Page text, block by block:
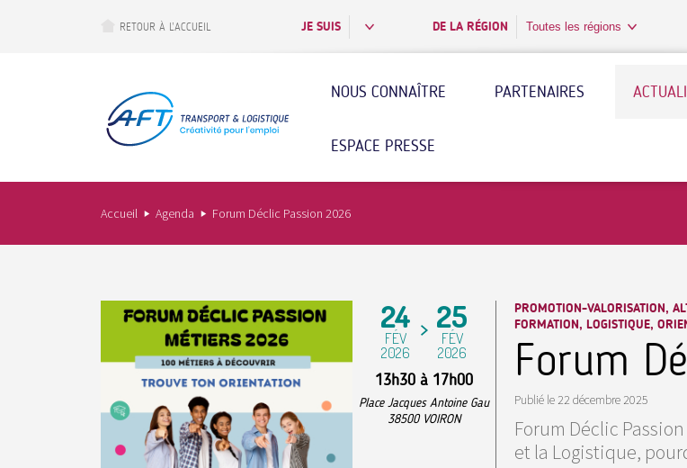
RETOUR À L’ACCUEIL JE SUIS DE LA RÉGION Toutes les régions
NOUS CONNAÎTRE PARTENAIRES
ESPACE PRESSE
Accueil Agenda Forum Déclic Passion 2026
24
FÉV
2026
25
FÉV
2026
13h30 à 17h00
Place Jacques Antoine Gau
38500 VOIRON
PROMOTION-VALORISATION,
FORMATION, LOGISTIQUE,
Forum
Publié le 22 décembre 2025
Forum Déclic
et la Logistique,